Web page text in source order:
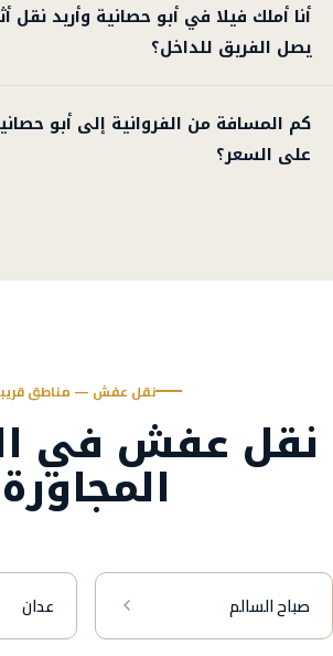
أنا أملك فيلا في أبو حصانية وأريد نقل
يصل الفريق للداخل؟
كم المسافة من الفروانية إلى أبو
على السعر؟
نقل عفش — مناطق
نقل عفش في
المجاورة
صباح السالم عدان